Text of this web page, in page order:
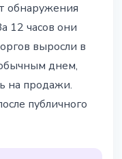
обнаружения
12 часов они
выросли в
днем,
на продажи.
публичного